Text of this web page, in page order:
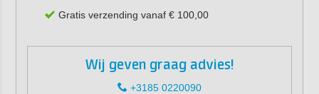
Gratis verzending vanaf € 100,00
Wij geven graag advies!
+3185 0220090